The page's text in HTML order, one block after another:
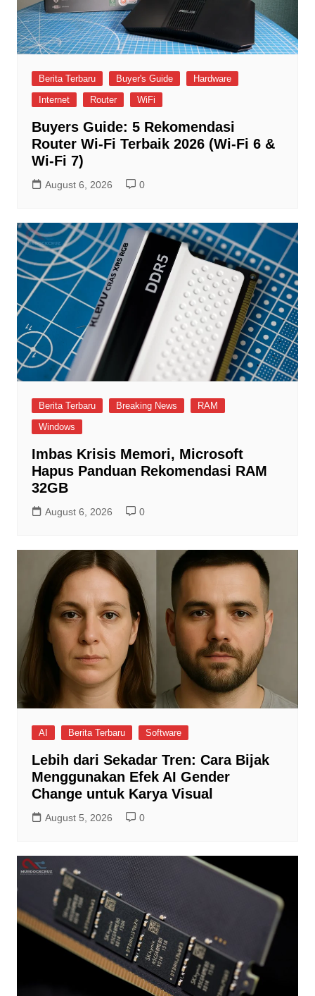
Berita Terbaru Buyer's Guide
Hardware
Internet
Router WiFi
Buyers Guide: 5 Rekomendasi
Router Wi-Fi Terbaik 2026 (Wi-Fi 6 &
Wi-Fi 7)
August 6, 2026 0
Berita Terbaru Breaking News
RAM
Windows
Imbas Krisis Memori, Microsoft
Hapus Panduan Rekomendasi RAM
32GB
August 6, 2026 0
AI Berita Terbaru Software
Lebih dari Sekadar Tren: Cara Bijak
Menggunakan Efek AI Gender
Change untuk Karya Visual
August 5, 2026 0